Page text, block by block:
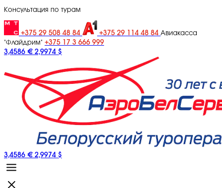
Консультация по турам
+375 29 508 48 84 +375 29 114 48 84 Авиакасса
"Флайдрим" +375 17 3 666 999
3,4586 € 2,9974 $
3,4586 € 2,9974 $